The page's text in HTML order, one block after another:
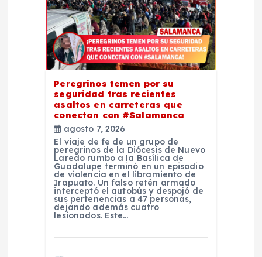
Peregrinos temen por su
seguridad tras recientes
asaltos en carreteras que
conectan con #Salamanca
agosto 7, 2026
El viaje de fe de un grupo de
peregrinos de la Diócesis de Nuevo
Laredo rumbo a la Basílica de
Guadalupe terminó en un episodio
de violencia en el libramiento de
Irapuato. Un falso retén armado
interceptó el autobús y despojó de
sus pertenencias a 47 personas,
dejando además cuatro
lesionados. Este…